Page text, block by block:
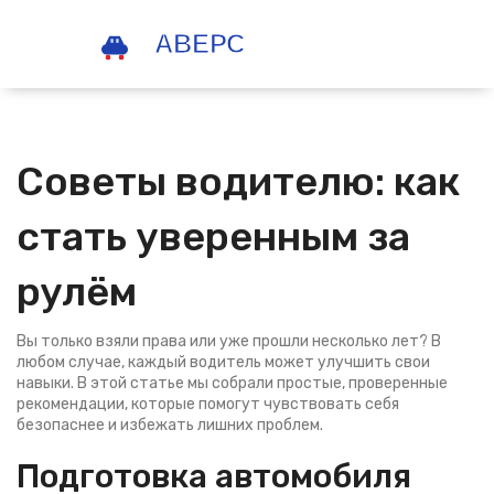
Советы водителю: как
стать уверенным за
рулём
Вы только взяли права или уже прошли несколько лет? В
любом случае, каждый водитель может улучшить свои
навыки. В этой статье мы собрали простые, проверенные
рекомендации, которые помогут чувствовать себя
безопаснее и избежать лишних проблем.
Подготовка автомобиля